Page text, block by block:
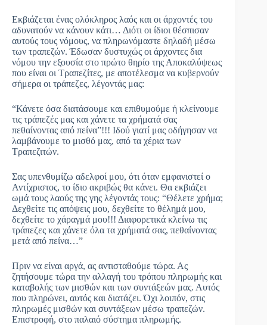
Εκβιάζεται ένας ολόκληρος λαός και οι άρχοντές του
αδυνατούν να κάνουν κάτι… Διότι οι ίδιοι θέσπισαν
αυτούς τους νόμους, να πληρωνόμαστε δηλαδή μέσω
των τραπεζών. Έδωσαν δυστυχώς οι άρχοντες δια
νόμου την εξουσία στο πρώτο θηρίο της Αποκαλύψεως
που είναι οι Τραπεζίτες, με αποτέλεσμα να κυβερνούν
σήμερα οι τράπεζες, λέγοντάς μας:
“Κάνετε όσα διατάσουμε και επιθυμούμε ή κλείνουμε
τις τράπεζές μας και χάνετε τα χρήματά σας
πεθαίνοντας από πείνα”!!! Ιδού γιατί μας οδήγησαν να
λαμβάνουμε το μισθό μας, από τα χέρια των
Τραπεζιτών.
Σας υπενθυμίζω αδελφοί μου, ότι όταν εμφανιστεί ο
Αντίχριστος, το ίδιο ακριβώς θα κάνει. Θα εκβιάζει
ωμά τους λαούς της γης λέγοντάς τους: “Θέλετε χρήμα;
Δεχθείτε τις απόψεις μου, δεχθείτε το θέλημά μου,
δεχθείτε το χάραγμά μου!!! Διαφορετικά κλείνω τις
τράπεζες και χάνετε όλα τα χρήματά σας, πεθαίνοντας
μετά από πείνα…”
Πριν να είναι αργά, ας αντισταθούμε τώρα. Ας
ζητήσουμε τώρα την αλλαγή του τρόπου πληρωμής και
καταβολής των μισθών και των συντάξεών μας. Αυτός
που πληρώνει, αυτός και διατάζει. Όχι λοιπόν, στις
πληρωμές μισθών και συντάξεων μέσω τραπεζών.
Επιστροφή, στο παλαιό σύστημα πληρωμής.